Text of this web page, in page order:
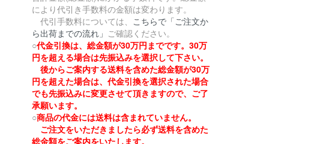
により代引き手数料の金額は変わります。
代引手数料については、 こちらで「ご注文か
ら出荷までの流れ」 ご確認ください。
○代金引換は、総金額が30万円までです。30万
円を超える場合は先振込みを選択して下さい。
後からご案内する送料を含めた総金額が30万
円を超えた場合は、代金引換を選択された場合
でも先振込みに変更させて頂きますので、ご了
承願います。
○商品の代金には送料は含まれていません。
ご注文をいただきましたら必ず送料を含めた
総金額をご案内をいたします。